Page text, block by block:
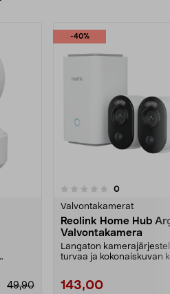
49,90
-40%
0arvostelut
Valvontakamerat
Reolink Home Hub
Valvontakamera
Langaton
turvaa ja kokonaiskuvan
143,00
4.5 viidestä